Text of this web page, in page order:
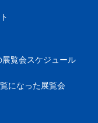
展覧会スケジュール
になった展覧会